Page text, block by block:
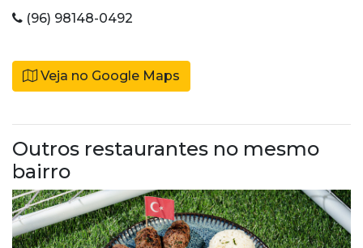
(96) 98148-0492
Veja no Google Maps
Outros restaurantes no mesmo
bairro